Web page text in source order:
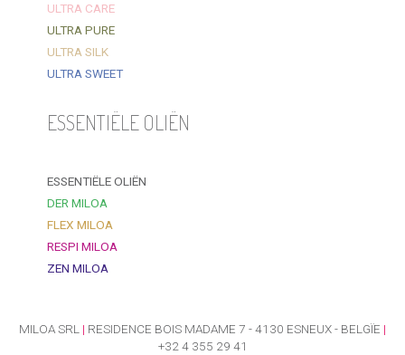
ULTRA CARE
ULTRA PURE
ULTRA SILK
ULTRA SWEET
ESSENTIËLE OLIËN
ESSENTIËLE OLIËN
DER MILOA
FLEX MILOA
RESPI MILOA
ZEN MILOA
MILOA SRL | RESIDENCE BOIS MADAME 7 - 4130 ESNEUX - BELGÏE |
+32 4 355 29 41